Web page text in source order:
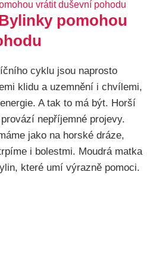
pomohou
cyklu jsou naprosto
klidu a uzemnění i chvílemi,
A tak to má být. Horší
nepříjemné projevy.
jako na horské dráze,
i bolestmi. Moudrá matka
které umí výrazně pomoci.